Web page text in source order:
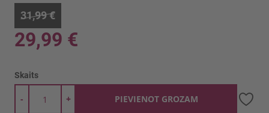
31,99 €
29,99 €
Skaits
+
- PIEVIENOT GROZAM